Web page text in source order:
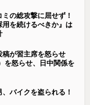
の総攻撃に屈せず！
用を続けるべきか』は
が習主席を怒らせ
を怒らせ、日中関係を
バイクを盗られる！